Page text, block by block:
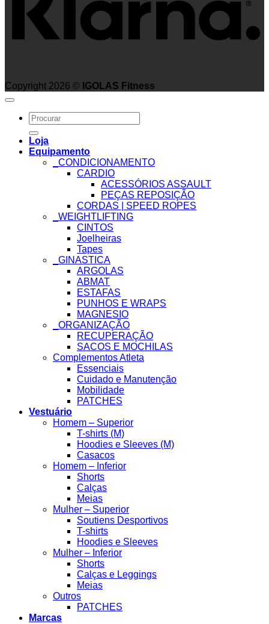
Copyright 2026 © IGOLAS Fitness
Search
for:
Loja
Equipamento
_CONDICIONAMENTO
CARDIO
ACESSÓRIOS ASSAULT
PEÇAS REPOSIÇÃO
CORDAS | SPEED ROPES
_WEIGHTLIFTING
CINTOS
Joelheiras
Tapes
_GINASTICA
ARGOLAS
ABMAT
ESTAFAS
PUNHOS E WRAPS
MAGNESIO
_ORGANIZAÇÃO
RECUPERAÇÃO
SACOS E MOCHILAS
Complementos Atleta
Essenciais
Cuidado e Manutenção
Mobilidade
PATCHES
Vestuário
Homem – Superior
T-shirts (M)
Hoodies e Sleeves (M)
Casacos
Homem – Inferior
Shorts
Calças
Meias
Mulher – Superior
Soutiens Desportivos
T-shirts
Hoodies e Sleeves
Mulher – Inferior
Shorts
Calças e Leggings
Meias
Outros
PATCHES
Marcas